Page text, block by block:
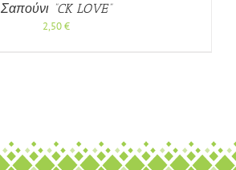
Σαπούνι “CK LOVE”
2,50€